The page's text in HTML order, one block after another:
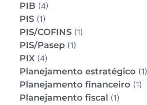
PIB (4)
PIS (1)
PIS/COFINS (1)
PIS/Pasep (1)
PIX (4)
Planejamento estratégico (1)
Planejamento financeiro (1)
Planejamento fiscal (1)